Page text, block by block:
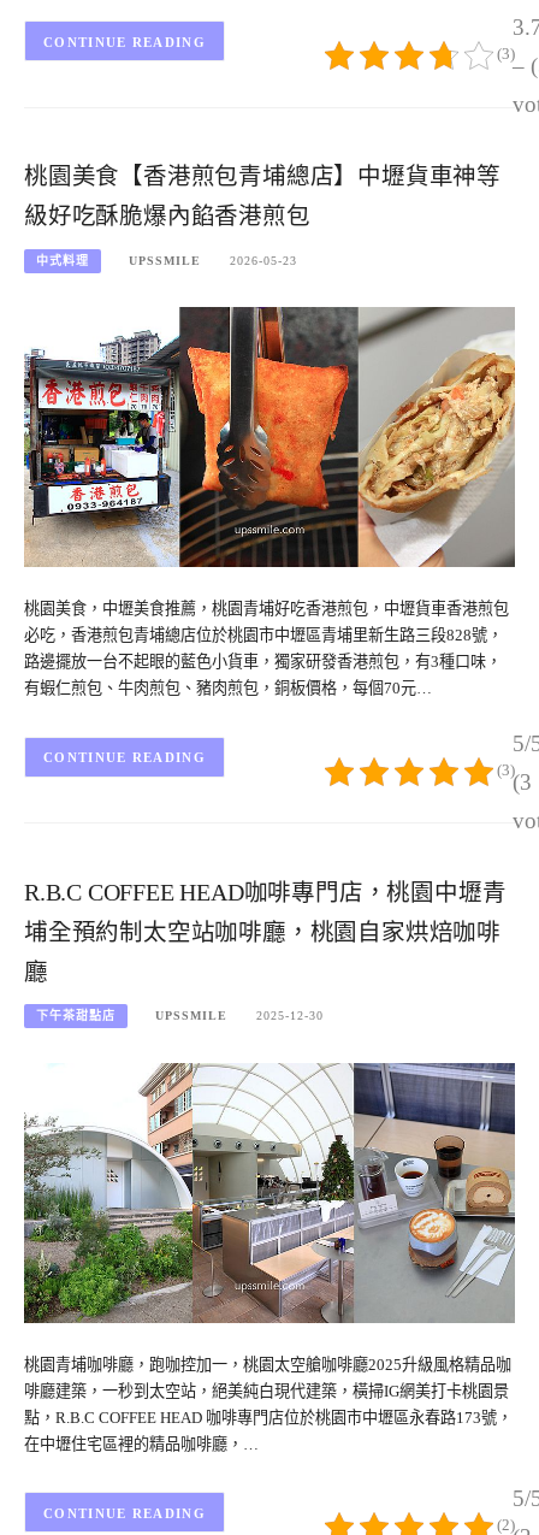
–
(3)
CONTINUE READING
桃園美食【香港煎包青埔總店】中壢貨車神等
級好吃酥脆爆內餡香港煎包
中式料理 UPSSMILE 2026-05-23
桃園美食，中壢美食推薦，桃園青埔好吃香港煎包，中壢貨車香港煎包
必吃，香港煎包青埔總店位於桃園市中壢區青埔里新生路三段828號，
路邊擺放一台不起眼的藍色小貨車，獨家研發香港煎包，有3種口味，
有蝦仁煎包、牛肉煎包、豬肉煎包，銅板價格，每個70元…
5/
(3
(3)
CONTINUE READING
R.B.C COFFEE HEAD咖啡專門店，桃園中壢青
埔全預約制太空站咖啡廳，桃園自家烘焙咖啡
廳
下午茶甜點店 UPSSMILE 2025-12-30
桃園青埔咖啡廳，跑咖控加一，桃園太空艙咖啡廳2025升級風格精品咖
啡廳建築，一秒到太空站，絕美純白現代建築，橫掃IG網美打卡桃園景
點，R.B.C COFFEE HEAD 咖啡專門店位於桃園市中壢區永春路173號，
在中壢住宅區裡的精品咖啡廳，…
5/
(2)
CONTINUE READING